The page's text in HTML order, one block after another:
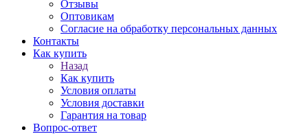
Отзывы
Оптовикам
Cогласие на обработку персональных данных
Контакты
Как купить
Назад
Как купить
Условия оплаты
Условия доставки
Гарантия на товар
Вопрос-ответ